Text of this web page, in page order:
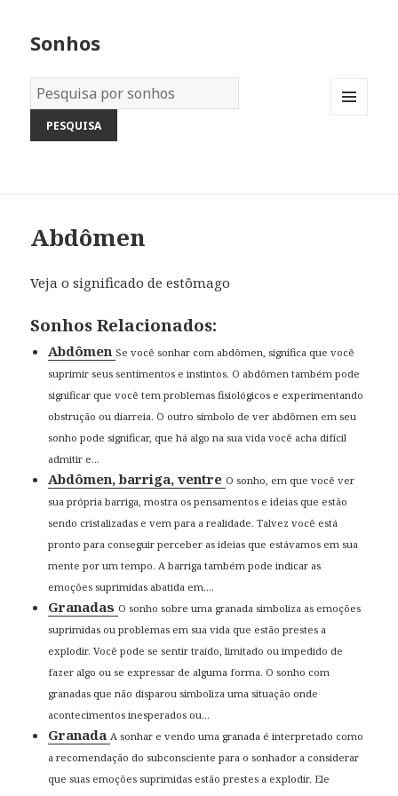
Sonhos
Dicionário
dos
Sonhos:
Abdômen
Veja o significado de estômago
Sonhos Relacionados:
AbdômenSe você sonhar com abdômen, significa que você
suprimir seus sentimentos e instintos. O abdômen também pode
significar que você tem problemas fisiológicos e experimentando
obstrução ou diarreia. O outro símbolo de ver abdômen em seu
sonho pode significar, que há algo na sua vida você acha difícil
admitir e...
Abdômen, barriga, ventre O sonho, em que você ver
sua própria barriga, mostra os pensamentos e ideias que estão
sendo cristalizadas e vem para a realidade. Talvez você está
pronto para conseguir perceber as ideias que estávamos em sua
mente por um tempo. A barriga também pode indicar as
emoções suprimidas abatida em....
Granadas O sonho sobre uma granada simboliza as emoções
suprimidas ou problemas em sua vida que estão prestes a
explodir. Você pode se sentir traído, limitado ou impedido de
fazer algo ou se expressar de alguma forma. O sonho com
granadas que não disparou simboliza uma situação onde
acontecimentos inesperados ou...
GranadaA sonhar e vendo uma granada é interpretado como
a recomendação do subconsciente para o sonhador a considerar
que suas emoções suprimidas estão prestes a explodir. Ele